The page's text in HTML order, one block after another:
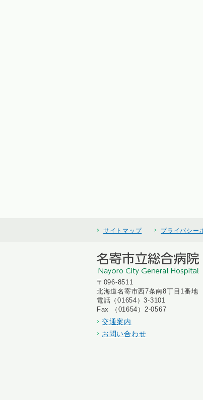
サイトマップ プライバシー
〒096-8511
北海道名寄市西7条南8丁目1番地
電話（01654）3-3101
Fax （01654）2-0567
交通案内
お問い合わせ